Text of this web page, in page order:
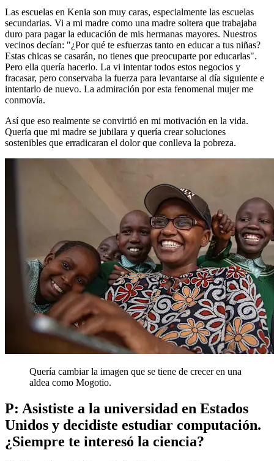
Las escuelas en Kenia son muy caras, especialmente las escuelas
secundarias. Vi a mi madre como una madre soltera que trabajaba
duro para pagar la educación de mis hermanas mayores. Nuestros
vecinos decían: "¿Por qué te esfuerzas tanto en educar a tus niñas?
Estas chicas se casarán, no tienes que preocuparte por educarlas".
Pero ella quería hacerlo. La vi intentar todos estos negocios y
fracasar, pero conservaba la fuerza para levantarse al día siguiente e
intentarlo de nuevo. La admiración por esta fenomenal mujer me
conmovía.
Así que eso realmente se convirtió en mi motivación en la vida.
Quería que mi madre se jubilara y quería crear soluciones
sostenibles que erradicaran el dolor que conlleva la pobreza.
Quería cambiar la imagen que se tiene de crecer en una
aldea como Mogotio.
P: Asististe a la universidad en Estados
Unidos y decidiste estudiar computación.
¿Siempre te interesó la ciencia?